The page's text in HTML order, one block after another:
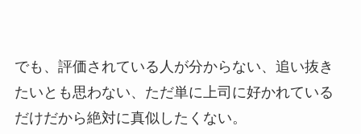
でも、評価されている人が分からない、追い抜き
たいとも思わない、ただ単に上司に好かれている
だけだから絶対に真似したくない。